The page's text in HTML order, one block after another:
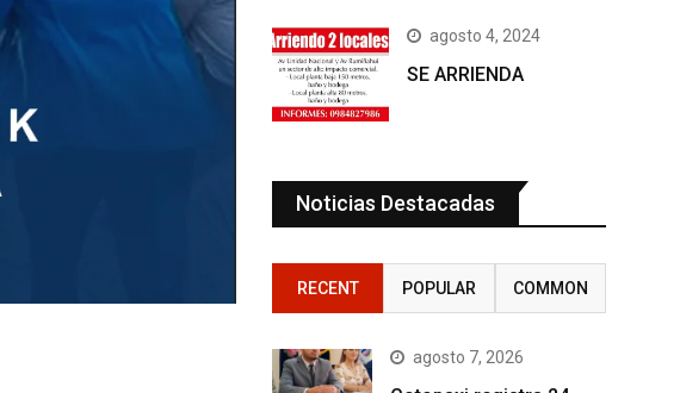
agosto 4, 2024
SE ARRIENDA
Noticias Destacadas
RECENT POPULAR COMMON
agosto 7, 2026